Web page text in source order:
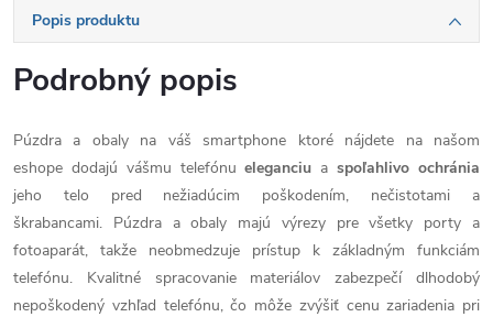
Popis produktu
Podrobný popis
Púzdra a obaly na váš smartphone ktoré nájdete na našom
eshope dodajú vášmu telefónueleganciu aspoľahlivo ochránia
jeho telo pred nežiadúcim poškodením, nečistotami a
škrabancami. Púzdra a obaly majú výrezy pre všetky porty a
fotoaparát, takže neobmedzuje prístup k základným funkciám
telefónu. Kvalitné spracovanie materiálov zabezpečí dlhodobý
nepoškodený vzhľad telefónu, čo môže zvýšiť cenu zariadenia pri